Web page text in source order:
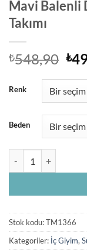
Mavi Balenli
Takımı
₺548,90 ₺
Renk
Beden
Stok kodu:TM1366
Kategoriler: İç Giyim,